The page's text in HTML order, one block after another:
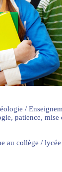
/
patience,
au collège /